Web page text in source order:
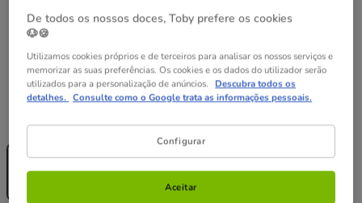
1 osso x 20 cm
5.49€
De todos os nossos doces, Toby prefere os cookies
🐶🍪
Utilizamos cookies próprios e de terceiros para analisar os nossos serviços e
memorizar as suas preferências. Os cookies e os dados do utilizador serão
utilizados para a personalização de anúncios. Descubra todos os
detalhes. Consulte como o Google trata as informações pessoais.
Configurar
Aceitar